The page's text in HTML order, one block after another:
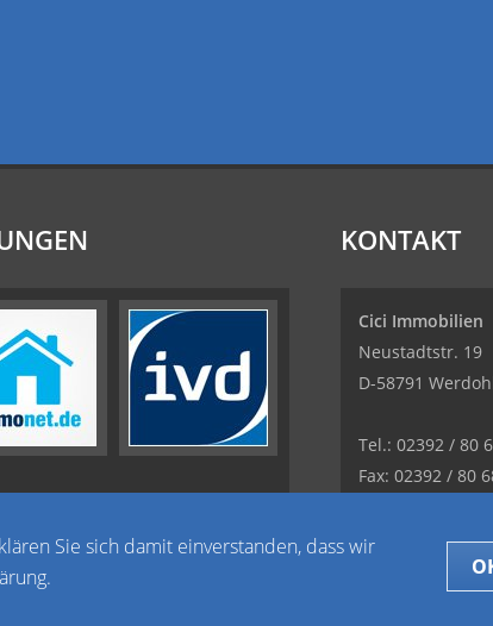
Sie sich damit einverstanden, dass wir
KONTAKT
Cici Immobilien
Neustadtstr. 19
D-58791
Tel.: 02392 / 80
Fax: 02392 / 80
E-Mail:
Web: